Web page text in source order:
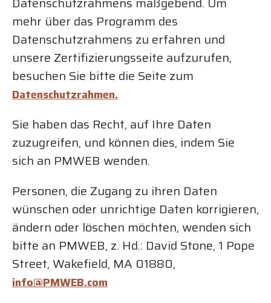
mehr über das Programm des
Datenschutzrahmens zu erfahren und
unsere Zertifizierungsseite aufzurufen,
besuchen Sie bitte die Seite zum
Datenschutzrahmen.
Sie haben das Recht, auf Ihre Daten
zuzugreifen, und können dies, indem Sie
sich an PMWEB wenden.
Personen, die Zugang zu ihren Daten
wünschen oder unrichtige Daten korrigieren,
ändern oder löschen möchten, wenden sich
bitte an PMWEB, z. Hd.: David Stone, 1 Pope
Street, Wakefield, MA 01880,
info@PMWEB.com